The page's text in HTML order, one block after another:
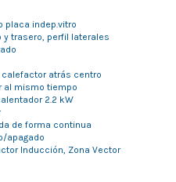
placa indep.vitro
y trasero, perfil laterales
atrás centro
al mismo tiempo
2.2 kW
de forma continua
apagado
Inducción, Zona Vector